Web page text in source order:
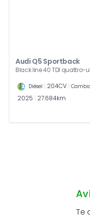
Audi Q5 Sportback
Black line 40 TDI quattro-
Diésel 204CV
2025 27.684km
Te